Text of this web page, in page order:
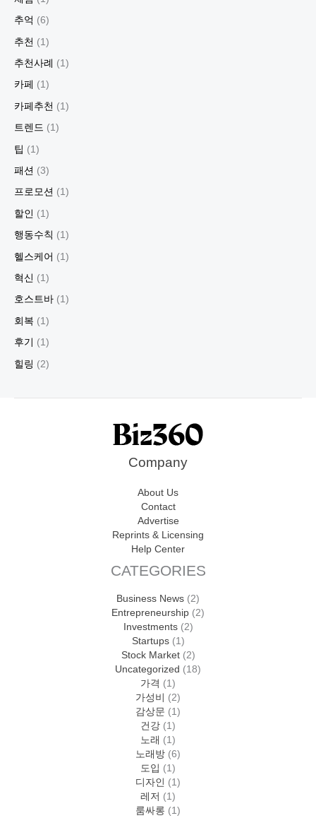
추억 (6)
추천 (1)
추천사례 (1)
카페 (1)
카페추천 (1)
트렌드 (1)
팁 (1)
패션 (3)
프로모션 (1)
할인 (1)
행동수칙 (1)
헬스케어 (1)
혁신 (1)
호스트바 (1)
회복 (1)
후기 (1)
힐링 (2)
Company
About Us
Contact
Advertise
Reprints & Licensing
Help Center
CATEGORIES
Business News (2)
Entrepreneurship (2)
Investments(2)
Startups(1)
Stock Market(2)
Uncategorized (18)
가격 (1)
가성비
(2)
감상문 (1)
건강 (1)
노래 (1)
노래방 (6)
도입 (1)
디자인
(1)
레저 (1)
룸싸롱 (1)